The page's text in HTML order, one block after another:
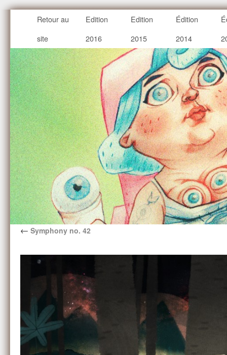
Retour au
site
Edition
2016
Edition
2015
Édition
2014
← Symphony no. 42